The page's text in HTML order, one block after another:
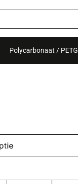
Polycarbonaat / PETG